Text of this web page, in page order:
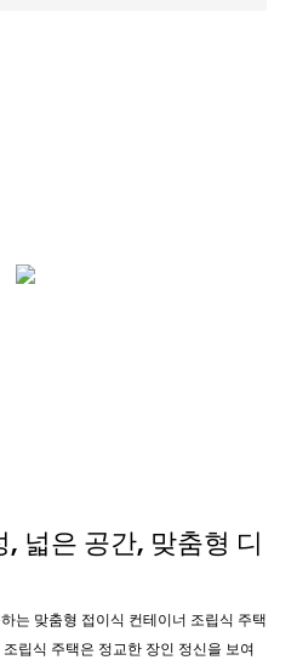
넓은 공간, 맞춤형 디
는 맞춤형 접이식 컨테이너 조립식 주택
립식 주택은 정교한 장인 정신을 보여